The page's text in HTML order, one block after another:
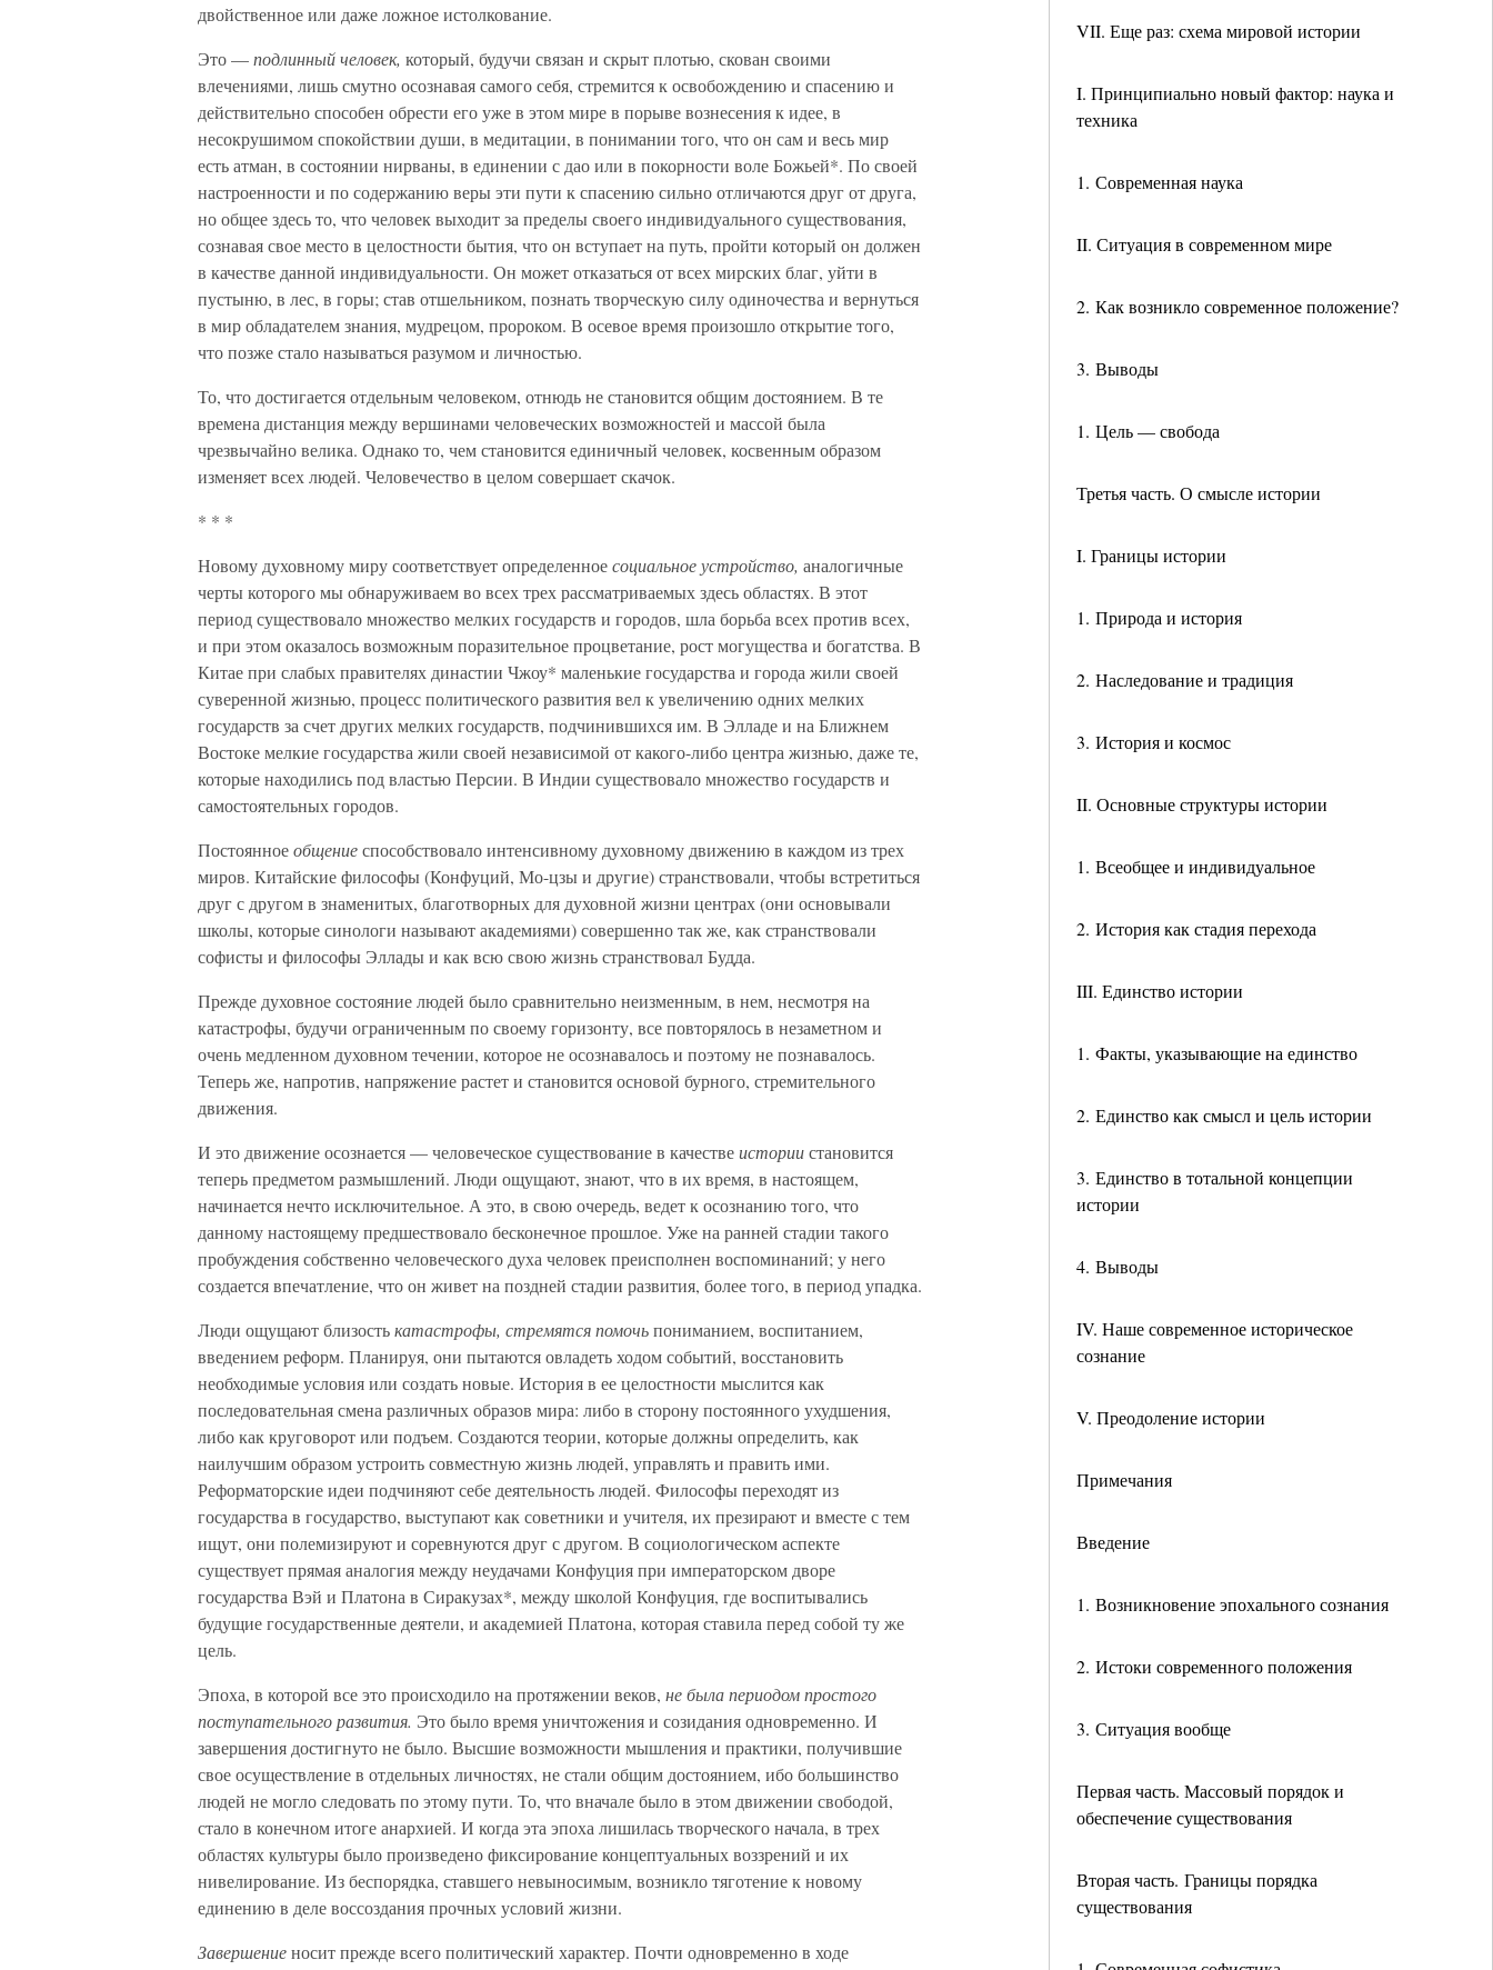
VII. Еще раз: схема мировой истории
I. Принципиально новый фактор: наука и
техника
1. Современная наука
II. Ситуация в современном мире
2. Как возникло современное положение?
3. Выводы
1. Цель — свобода
Третья часть. О смысле истории
I. Границы истории
1. Природа и история
2. Наследование и традиция
3. История и космос
II. Основные структуры истории
1. Всеобщее и индивидуальное
2. История как стадия перехода
III. Единство истории
1. Факты, указывающие на единство
2. Единство как смысл и цель истории
3. Единство в тотальной концепции
истории
4. Выводы
IV. Наше современное историческое
сознание
V. Преодоление истории
Примечания
Введение
1. Возникновение эпохального сознания
2. Истоки современного положения
3. Ситуация вообще
Первая часть. Массовый порядок и
обеспечение существования
Вторая часть. Границы порядка
существования
двойственное или даже ложное истолкование.
Это —подлинный человек, который, будучи связан и скрыт плотью, скован своими
влечениями, лишь смутно осознавая самого себя, стремится к освобождению и спасению и
действительно способен обрести его уже в этом мире в порыве вознесения к идее, в
несокрушимом спокойствии души, в медитации, в понимании того, что он сам и весь мир
есть атман, в состоянии нирваны, в единении с дао или в покорности воле Божьей*. По своей
настроенности и по содержанию веры эти пути к спасению сильно отличаются друг от друга,
но общее здесь то, что человек выходит за пределы своего индивидуального существования,
сознавая свое место в целостности бытия, что он вступает на путь, пройти который он должен
в качестве данной индивидуальности. Он может отказаться от всех мирских благ, уйти в
пустыню, в лес, в горы; став отшельником, познать творческую силу одиночества и вернуться
в мир обладателем знания, мудрецом, пророком. В осевое время произошло открытие того,
что позже стало называться разумом и личностью.
То, что достигается отдельным человеком, отнюдь не становится общим достоянием. В те
времена дистанция между вершинами человеческих возможностей и массой была
чрезвычайно велика. Однако то, чем становится единичный человек, косвенным образом
изменяет всех людей. Человечество в целом совершает скачок.
* * *
Новому духовному миру соответствует определенноесоциальное устройство, аналогичные
черты которого мы обнаруживаем во всех трех рассматриваемых здесь областях. В этот
период существовало множество мелких государств и городов, шла борьба всех против всех,
и при этом оказалось возможным поразительное процветание, рост могущества и богатства. В
Китае при слабых правителях династии Чжоу* маленькие государства и города жили своей
суверенной жизнью, процесс политического развития вел к увеличению одних мелких
государств за счет других мелких государств, подчинившихся им. В Элладе и на Ближнем
Востоке мелкие государства жили своей независимой от какого-либо центра жизнью, даже те,
которые находились под властью Персии. В Индии существовало множество государств и
самостоятельных городов.
Постоянноеобщениеспособствовало интенсивному духовному движению в каждом из трех
миров. Китайские философы (Конфуций, Мо-цзы и другие) странствовали, чтобы встретиться
друг с другом в знаменитых, благотворных для духовной жизни центрах (они основывали
школы, которые синологи называют академиями) совершенно так же, как странствовали
софисты и философы Эллады и как всю свою жизнь странствовал Будда.
Прежде духовное состояние людей было сравнительно неизменным, в нем, несмотря на
катастрофы, будучи ограниченным по своему горизонту, все повторялось в незаметном и
очень медленном духовном течении, которое не осознавалось и поэтому не познавалось.
Теперь же, напротив, напряжение растет и становится основой бурного, стремительного
движения.
И это движение осознается — человеческое существование в качествеисториистановится
теперь предметом размышлений. Люди ощущают, знают, что в их время, в настоящем,
начинается нечто исключительное. А это, в свою очередь, ведет к осознанию того, что
данному настоящему предшествовало бесконечное прошлое. Уже на ранней стадии такого
пробуждения собственно человеческого духа человек преисполнен воспоминаний; у него
создается впечатление, что он живет на поздней стадии развития, более того, в период упадка.
Люди ощущают близостькатастрофы, стремятся помочьпониманием, воспитанием,
введением реформ. Планируя, они пытаются овладеть ходом событий, восстановить
необходимые условия или создать новые. История в ее целостности мыслится как
последовательная смена различных образов мира: либо в сторону постоянного ухудшения,
либо как круговорот или подъем. Создаются теории, которые должны определить, как
наилучшим образом устроить совместную жизнь людей, управлять и править ими.
Реформаторские идеи подчиняют себе деятельность людей. Философы переходят из
государства в государство, выступают как советники и учителя, их презирают и вместе с тем
ищут, они полемизируют и соревнуются друг с другом. В социологическом аспекте
существует прямая аналогия между неудачами Конфуция при императорском дворе
государства Вэй и Платона в Сиракузах*, между школой Конфуция, где воспитывались
будущие государственные деятели, и академией Платона, которая ставила перед собой ту же
цель.
Эпоха, в которой все это происходило на протяжении веков, не была периодом простого
поступательного развития. Это было время уничтожения и созидания одновременно. И
завершения достигнуто не было. Высшие возможности мышления и практики, получившие
свое осуществление в отдельных личностях, не стали общим достоянием, ибо большинство
людей не могло следовать по этому пути. То, что вначале было в этом движении свободой,
стало в конечном итоге анархией. И когда эта эпоха лишилась творческого начала, в трех
областях культуры было произведено фиксирование концептуальных воззрений и их
нивелирование. Из беспорядка, ставшего невыносимым, возникло тяготение к новому
единению в деле воссоздания прочных условий жизни.
Завершениеносит прежде всего политический характер. Почти одновременно в ходе